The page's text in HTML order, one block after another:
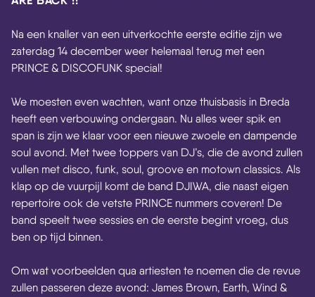
Na een knaller van een uitverkochte eerste editie zijn we
zaterdag 14 december weer helemaal terug met een
PRINCE & DISCOFUNK special!
We moesten even wachten, want onze thuisbasis in Breda
heeft een verbouwing ondergaan. Nu alles weer spik en
span is zijn we klaar voor een nieuwe zwoele en dampende
soul avond. Met twee toppers van DJ’s, die de avond zullen
vullen met disco, funk, soul, groove en motown classics. Als
klap op de vuurpijl komt de band DJIWA, die naast eigen
repertoire ook de vetste PRINCE nummers coveren! De
band speelt twee sessies en de eerste begint vroeg, dus
ben op tijd binnen.
Om wat voorbeelden qua artiesten te noemen die de revue
zullen passeren deze avond: James Brown, Earth, Wind &